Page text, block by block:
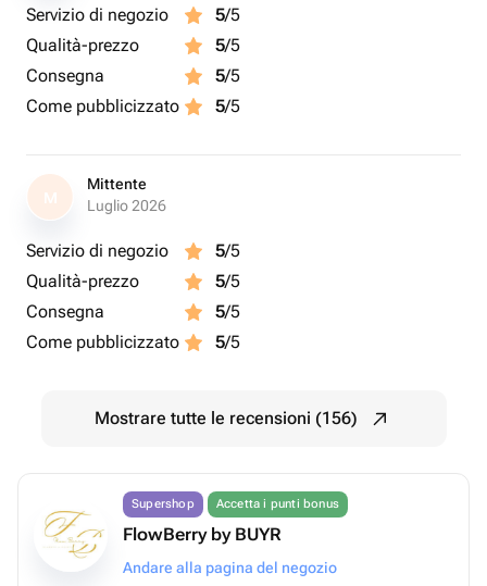
Servizio di negozio 5/5
Qualità-prezzo
5/5
Consegna
5/5
Come pubblicizzato
5/5
M
Mittente
Luglio 2026
Servizio di negozio 5/5
Qualità-prezzo
5/5
Consegna
5/5
Come pubblicizzato
5/5
Mostrare tutte le recensioni (156)
Supershop Accetta i punti bonus
FlowBerry by BUYR
Andare alla pagina del negozio